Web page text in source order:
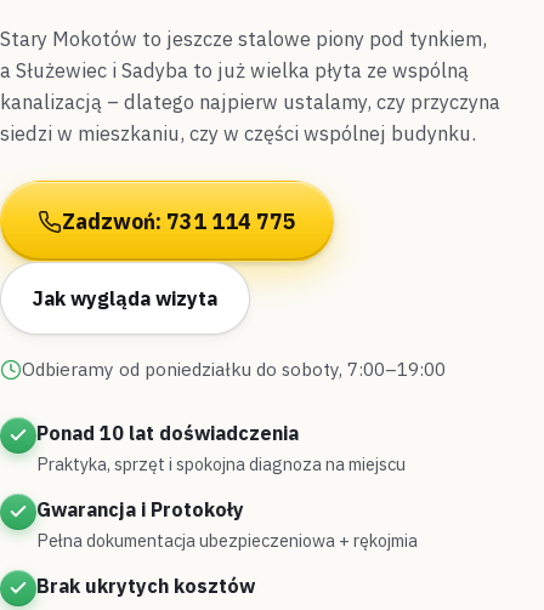
Stary Mokotów to jeszcze stalowe piony pod tynkiem,
a Służewiec i Sadyba to już wielka płyta ze wspólną
kanalizacją – dlatego najpierw ustalamy, czy przyczyna
siedzi w mieszkaniu, czy w części wspólnej budynku.
Zadzwoń: 731 114 775
Jak wygląda wizyta
Odbieramy od poniedziałku do soboty, 7:00–19:00
Ponad 10 lat doświadczenia
Praktyka, sprzęt i spokojna diagnoza na miejscu
Gwarancja i Protokoły
Pełna dokumentacja ubezpieczeniowa + rękojmia
Brak ukrytych kosztów